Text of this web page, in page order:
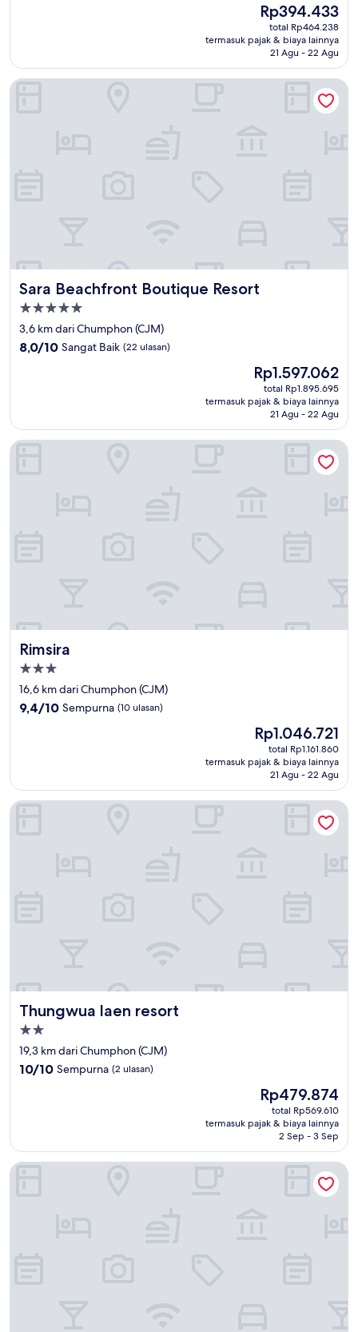
Harga
sekarang
Rp394.433
Rp394.433
total Rp464.238
termasuk pajak & biaya lainnya
21 Agu - 22 Agu
Sara Beachfront Boutique Resort
Sara Beachfront Boutique Resort
Properti
bintang
5.0
3,6 km dari Chumphon (CJM)
8.0
ulasan)
8,0/10 Sangat Baik (22 ulasan)
Harga
sekarang
Rp1.597.062
Rp1.597.062
total Rp1.895.695
termasuk pajak & biaya lainnya
21 Agu - 22 Agu
Sara Beachfront Boutique Resort
Rimsira
Rimsira
Properti
bintang
3.0
16,6 km dari Chumphon (CJM)
9.4
9,4/10 Sempurna (10 ulasan)
Harga
sekarang
Rp1.046.721
Rp1.046.721
total Rp1.161.860
termasuk pajak & biaya lainnya
21 Agu - 22 Agu
Rimsira
Thungwua laen resort
Thungwua laen resort
Properti
bintang
2.0
19,3 km dari Chumphon (CJM)
10.0
10/10 Sempurna (2 ulasan)
Harga
sekarang
Rp479.874
Rp479.874
total Rp569.610
termasuk pajak & biaya lainnya
2 Sep - 3 Sep
Thungwua laen resort
Saphli Villa Beach Resort